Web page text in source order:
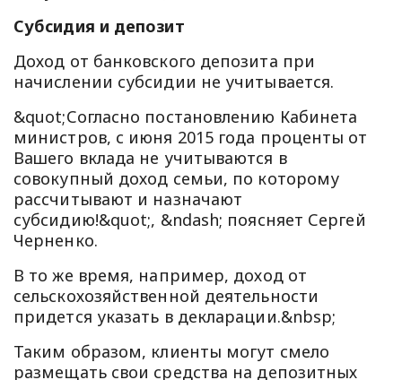
Субсидия и депозит
Доход от банковского депозита при
начислении субсидии не учитывается.
&quot;Согласно постановлению Кабинета
министров, с июня 2015 года проценты от
Вашего вклада не учитываются в
совокупный доход семьи, по которому
рассчитывают и назначают
субсидию!&quot;, &ndash; поясняет Сергей
Черненко.
В то же время, например, доход от
сельскохозяйственной деятельности
придется указать в декларации.&nbsp;
Таким образом, клиенты могут смело
размещать свои средства на депозитных